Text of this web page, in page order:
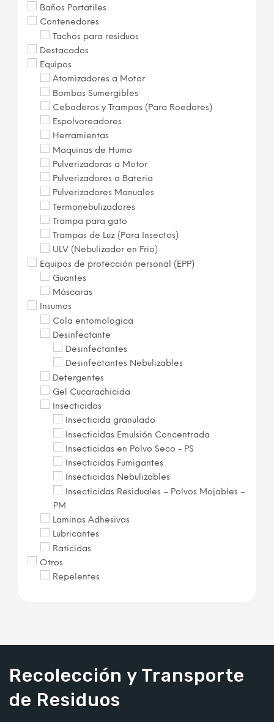
Baños Portatiles
Contenedores
Tachos para residuos
Destacados
Equipos
Atomizadores a Motor
Bombas Sumergibles
Cebaderos y Trampas (Para Roedores)
Espolvoreadores
Herramientas
Maquinas de Humo
Pulverizadoras a Motor
Pulverizadores a Bateria
Pulverizadores Manuales
Termonebulizadores
Trampa para gato
Trampas de Luz (Para Insectos)
ULV (Nebulizador en Frio)
Equipos de protección personal (EPP)
Guantes
Máscaras
Insumos
Cola entomologica
Desinfectante
Desinfectantes
Desinfectantes Nebulizables
Detergentes
Gel Cucarachicida
Insecticidas
Insecticida granulado
Insecticidas Emulsión Concentrada
Insecticidas en Polvo Seco - PS
Insecticidas Fumigantes
Insecticidas Nebulizables
Insecticidas Residuales – Polvos Mojables –
PM
Laminas Adhesivas
Lubricantes
Raticidas
Otros
Repelentes
Recolección y Transporte
de Residuos